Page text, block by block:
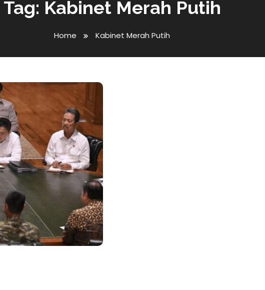
Tag: Kabinet Merah Putih
Home Kabinet Merah Putih